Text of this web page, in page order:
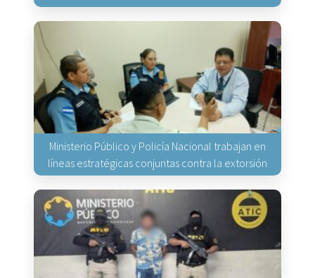
Ministerio Público y Policía Nacional trabajan en
líneas estratégicas conjuntas contra la extorsión